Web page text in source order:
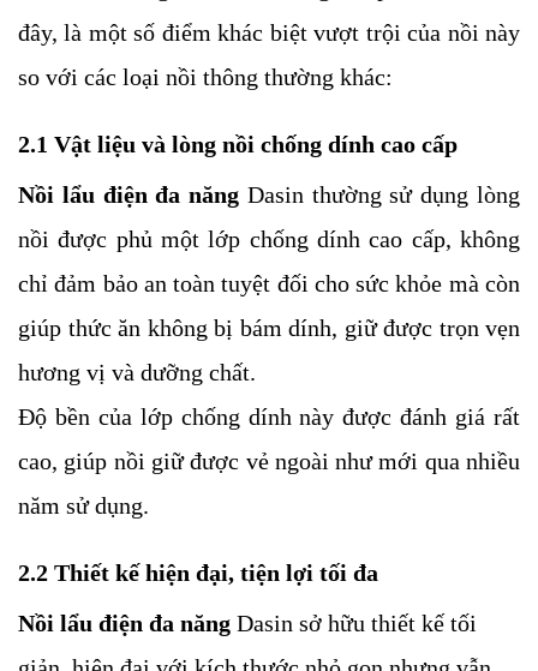
đây, là một số điểm khác biệt vượt trội của nồi này
so với các loại nồi thông thường khác:
2.1 Vật liệu và lòng nồi chống dính cao cấp
Nồi lẩu điện đa năng Dasin thường sử dụng lòng
nồi được phủ một lớp chống dính cao cấp, không
chỉ đảm bảo an toàn tuyệt đối cho sức khỏe mà còn
giúp thức ăn không bị bám dính, giữ được trọn vẹn
hương vị và dưỡng chất.
Độ bền của lớp chống dính này được đánh giá rất
cao, giúp nồi giữ được vẻ ngoài như mới qua nhiều
năm sử dụng.
2.2 Thiết kế hiện đại, tiện lợi tối đa
Nồi lẩu điện đa năng Dasin sở hữu thiết kế tối